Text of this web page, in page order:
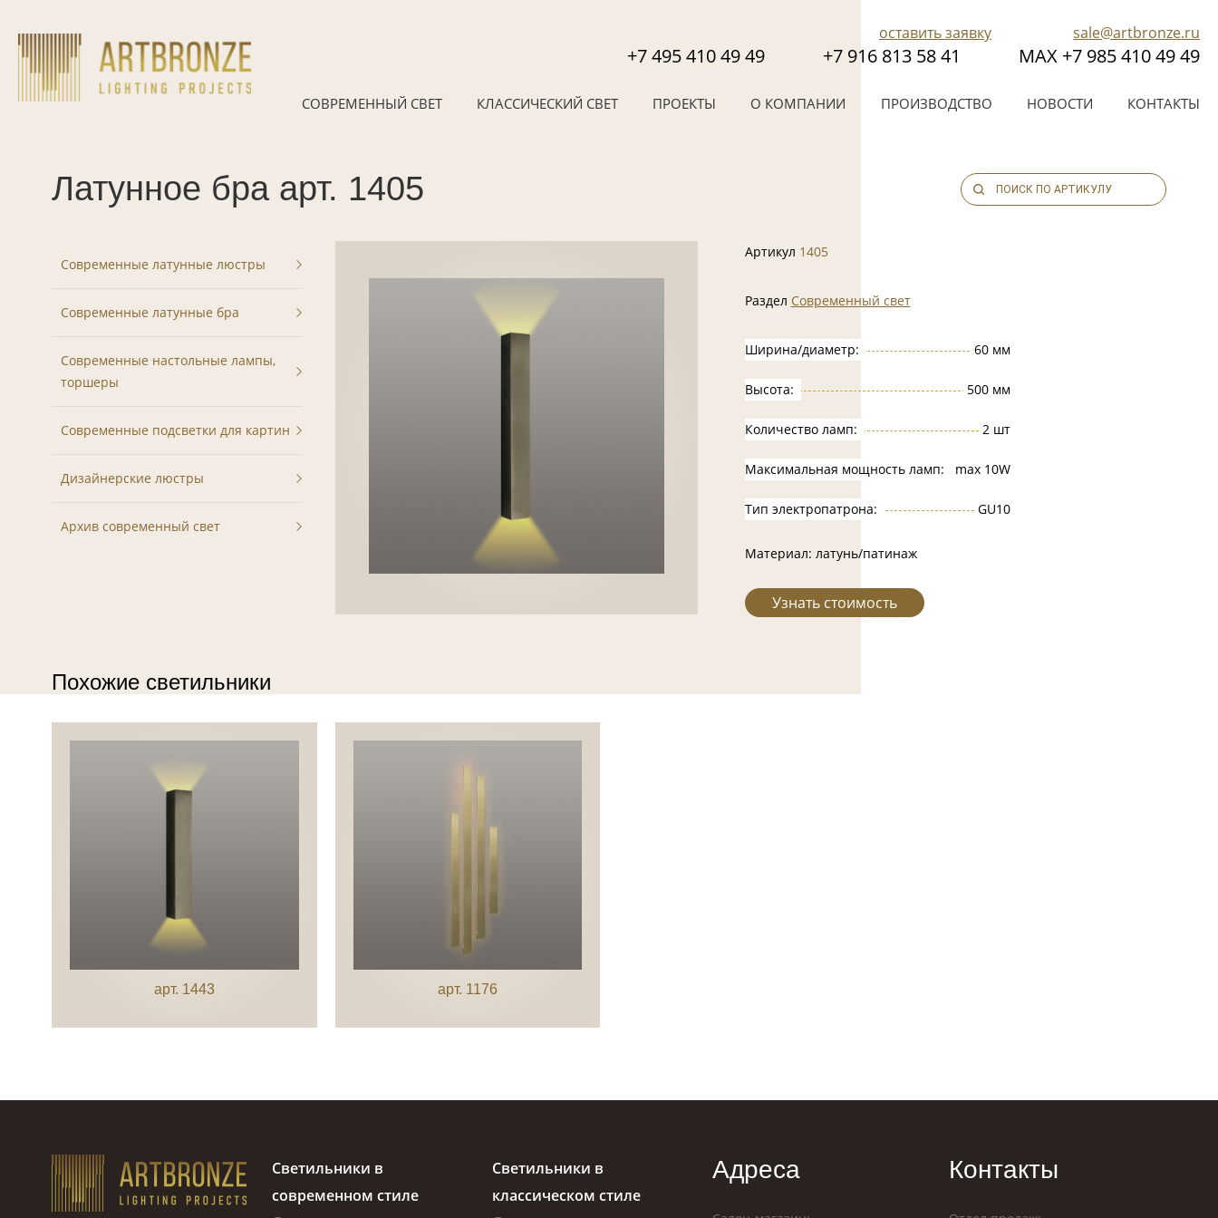
content
оставить заявку sale@artbronze.ru
+7 495 410 49 49 +7 916 813 58 41 МАХ +7 985 410 49 49
СОВРЕМЕННЫЙ СВЕТ КЛАССИЧЕСКИЙ СВЕТ ПРОЕКТЫ О КОМПАНИИ ПРОИЗВОДСТВО НОВОСТИ КОНТАКТЫ
Латунное бра арт. 1405
Современные латунные люстры
Современные латунные бра
Современные настольные лампы,
торшеры
Современные подсветки для картин
Дизайнерские люстры
Архив современный свет
Артикул 1405
Раздел Современный свет
Ширина/диаметр: 60 мм
Высота: 500 мм
Количество ламп: 2 шт
Максимальная мощность ламп: max 10W
Тип электропатрона: GU10
Материал: латунь/патинаж
Узнать стоимость
Похожие светильники
арт. 1443 арт. 1176
Светильники в
современном стиле
Светильники в
классическом стиле
Адреса Контакты